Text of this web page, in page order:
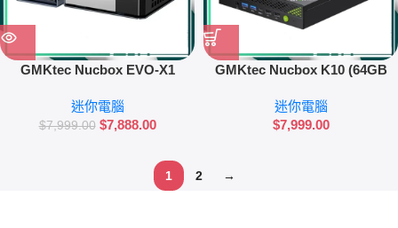
GMKtec Nucbox EVO-X1
腦
迷你電腦
$7,999.00 $7,888.00
GMKtec Nucbox K10 (64GB
迷你電腦
$7,999.00
1 2 →